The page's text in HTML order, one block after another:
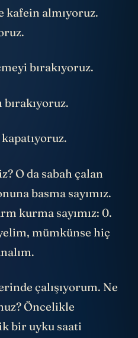
kafein almıyoruz.
bırakıyoruz.
bırakıyoruz.
O da sabah çalan
basma sayımız.
kurma sayımız: 0.
mümkünse hiç
çalışıyorum. Ne
Öncelikle
bir uyku saati